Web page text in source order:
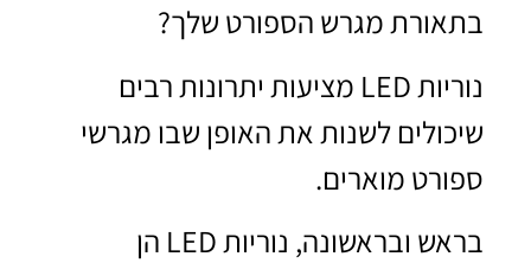
בתאורת מגרש הספורט שלך?
נוריות LED מציעות יתרונות רבים
שיכולים לשנות את האופן שבו מגרשי
ספורט מוארים.
בראש ובראשונה, נוריות LED הן